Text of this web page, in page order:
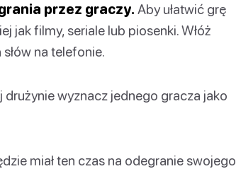
przez graczy. Aby ułatwić grę
jak filmy, seriale lub piosenki. Włóż
na telefonie.
drużynie wyznacz jednego gracza jako
miał ten czas na odegranie swojego